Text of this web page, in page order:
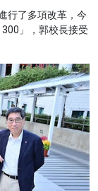
行了多項改革，今
」，郭校長接受